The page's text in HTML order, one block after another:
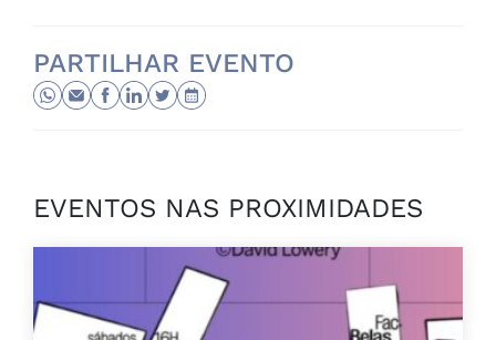
PARTILHAR EVENTO
EVENTOS NAS PROXIMIDADES